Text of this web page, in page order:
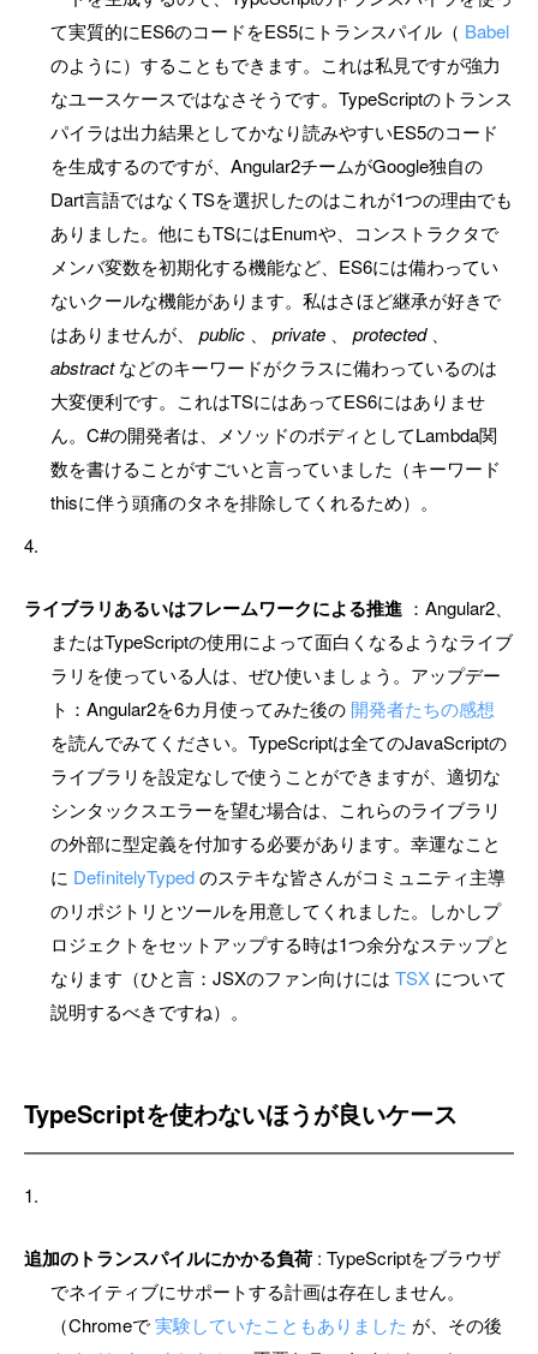
て実質的にES6のコードをES5にトランスパイル（ Babel
のように）することもできます。これは私見ですが強力
なユースケースではなさそうです。TypeScriptのトランス
パイラは出力結果としてかなり読みやすいES5のコード
を生成するのですが、Angular2チームがGoogle独自の
Dart言語ではなくTSを選択したのはこれが1つの理由でも
ありました。他にもTSにはEnumや、コンストラクタで
メンバ変数を初期化する機能など、ES6には備わってい
ないクールな機能があります。私はさほど継承が好きで
はありませんが、public 、private 、protected、
abstractなどのキーワードがクラスに備わっているのは
大変便利です。これはTSにはあってES6にはありませ
ん。C#の開発者は、メソッドのボディとしてLambda関
数を書けることがすごいと言っていました（キーワード
thisに伴う頭痛のタネを排除してくれるため）。
ライブラリあるいはフレームワークによる推進 ：Angular2、
またはTypeScriptの使用によって面白くなるようなライブ
ラリを使っている人は、ぜひ使いましょう。アップデー
ト：Angular2を6カ月使ってみた後の 開発者たちの感想
を読んでみてください。TypeScriptは全てのJavaScriptの
ライブラリを設定なしで使うことができますが、適切な
シンタックスエラーを望む場合は、これらのライブラリ
の外部に型定義を付加する必要があります。幸運なこと
に DefinitelyTypedのステキな皆さんがコミュニティ主導
のリポジトリとツールを用意してくれました。しかしプ
ロジェクトをセットアップする時は1つ余分なステップと
なります（ひと言：JSXのファン向けにはTSX について
説明するべきですね）。
TypeScriptを使わないほうが良いケース
追加のトランスパイルにかかる負荷 : TypeScriptをブラウザ
でネイティブにサポートする計画は存在しません。
（Chromeで実験していたこともありました が、その後